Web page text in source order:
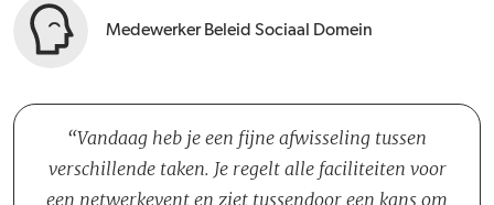
Medewerker Beleid Sociaal Domein
Vandaag heb je een fijne afwisseling tussen
verschillende taken. Je regelt alle faciliteiten voor
een netwerkevent en ziet tussendoor een kans om